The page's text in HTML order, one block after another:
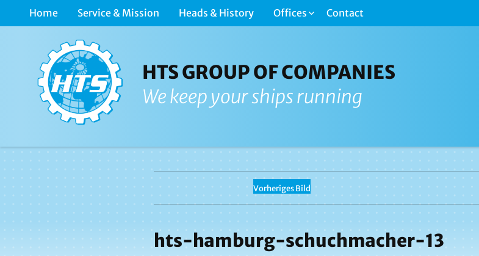
Home Service & Mission Heads & History Offices Contact
HTS GROUP OF COMPANIES
We keep your ships running
Vorheriges Bild
hts-hamburg-schuchmacher-13